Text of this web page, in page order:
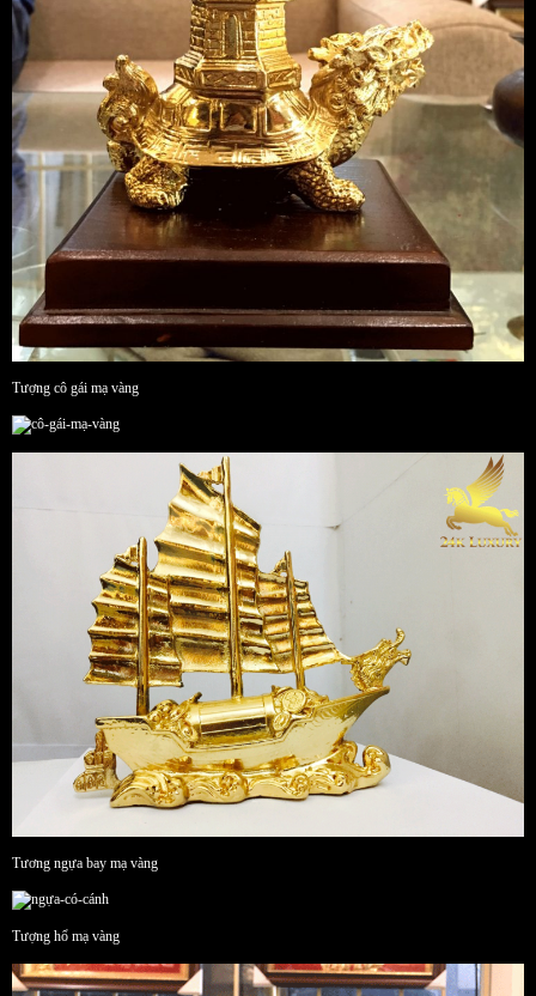
Tượng cô gái mạ vàng
Tương ngựa bay mạ vàng
Tượng hổ mạ vàng